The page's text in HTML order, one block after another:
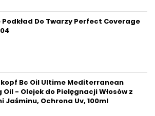
Do Twarzy Perfect Coverage
Bc Oil Ultime Mediterranean
Oil - Olejek do Pielęgnacji Włosów z
Jaśminu, Ochrona Uv, 100ml